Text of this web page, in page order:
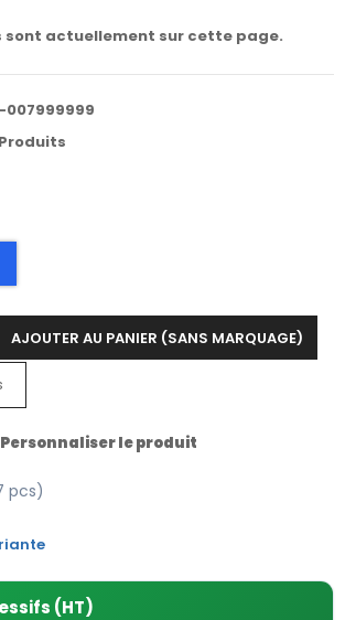
sont actuellement sur cette page.
007999999
AJOUTER AU PANIER (SANS MARQUAGE)
Personnaliser le produit
pcs)
(HT)